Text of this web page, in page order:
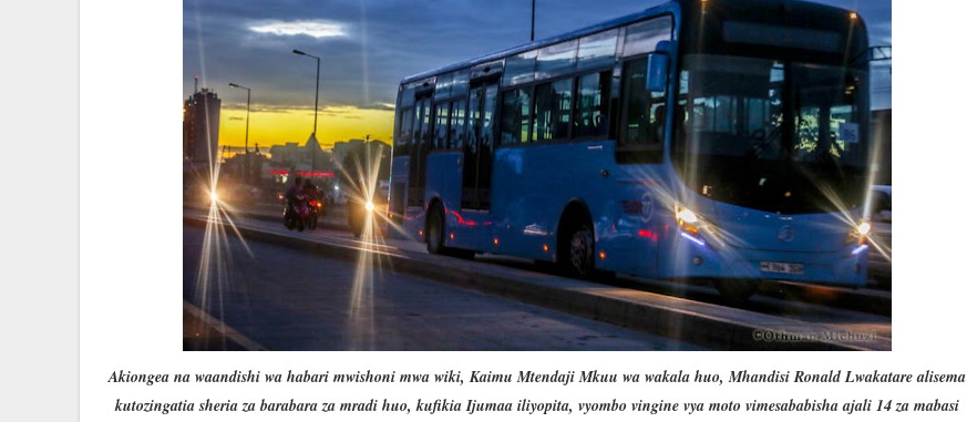
Akiongea na waandishi wa habari mwishoni mwa wiki, Kaimu Mtendaji Mkuu wa wakala huo, Mhandisi Ronald Lwakatare alisema
kutozingatia sheria za barabara za mradi huo, kufikia Ijumaa iliyopita, vyombo vingine vya moto vimesababisha ajali 14 za mabasi